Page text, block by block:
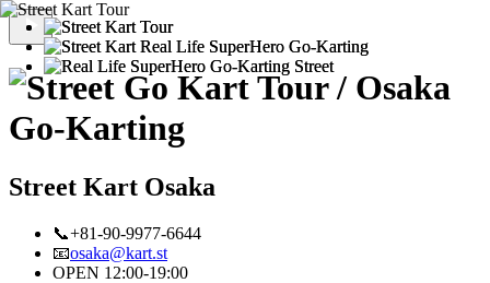
Street Kart Osaka
📞+81-90-9977-6644
📧osaka@kart.st
OPEN 12:00-19:00